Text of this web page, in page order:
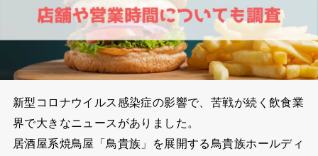
新型コロナウイルス感染症の影響で、苦戦が続く飲食業
界で大きなニュースがありました。
居酒屋系焼鳥屋「鳥貴族」を展開する鳥貴族ホールディ